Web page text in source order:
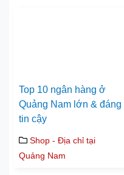
Top 10 ngân hàng ở
Quảng Nam lớn & đáng
tin cậy
Shop - Địa chỉ tại
Quảng Nam